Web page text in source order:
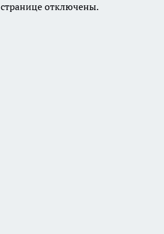
отключены.